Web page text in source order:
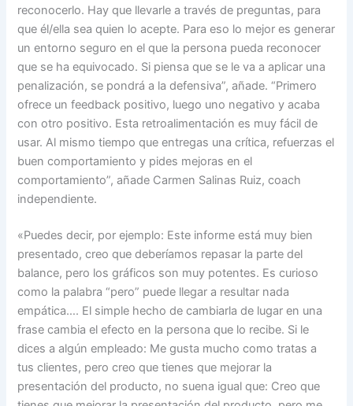
reconocerlo. Hay que llevarle a través de preguntas, para
que él/ella sea quien lo acepte. Para eso lo mejor es generar
un entorno seguro en el que la persona pueda reconocer
que se ha equivocado. Si piensa que se le va a aplicar una
penalización, se pondrá a la defensiva”, añade. “Primero
ofrece un feedback positivo, luego uno negativo y acaba
con otro positivo. Esta retroalimentación es muy fácil de
usar. Al mismo tiempo que entregas una crítica, refuerzas el
buen comportamiento y pides mejoras en el
comportamiento”, añade Carmen Salinas Ruiz, coach
independiente.
«Puedes decir, por ejemplo: Este informe está muy bien
presentado, creo que deberíamos repasar la parte del
balance, pero los gráficos son muy potentes. Es curioso
como la palabra “pero” puede llegar a resultar nada
empática…. El simple hecho de cambiarla de lugar en una
frase cambia el efecto en la persona que lo recibe. Si le
dices a algún empleado: Me gusta mucho como tratas a
tus clientes, pero creo que tienes que mejorar la
presentación del producto, no suena igual que: Creo que